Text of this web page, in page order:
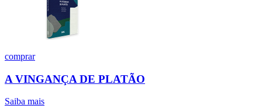
comprar
A VINGANÇA DE PLATÃO
Saiba mais